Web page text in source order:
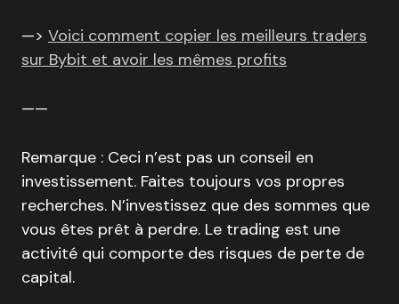
—> Voici comment copier les meilleurs traders
sur Bybit et avoir les mêmes profits
——
Remarque : Ceci n’est pas un conseil en
investissement. Faites toujours vos propres
recherches. N’investissez que des sommes que
vous êtes prêt à perdre. Le trading est une
activité qui comporte des risques de perte de
capital.